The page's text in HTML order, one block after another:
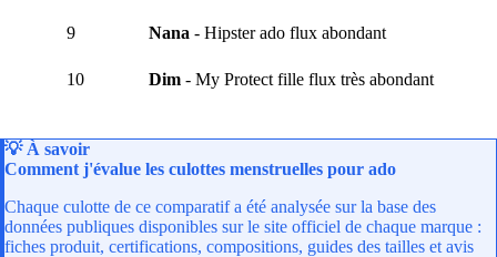
9 Nana - Hipster ado flux abondant
10 Dim - My Protect fille flux très abondant
💡 À savoir
Comment j'évalue les culottes menstruelles pour ado
Chaque culotte de ce comparatif a été analysée sur la base des
données publiques disponibles sur le site officiel de chaque marque :
fiches produit, certifications, compositions, guides des tailles et avis